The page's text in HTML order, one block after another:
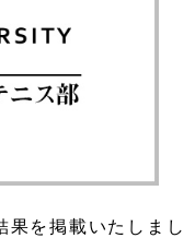
果を掲載いたしまし